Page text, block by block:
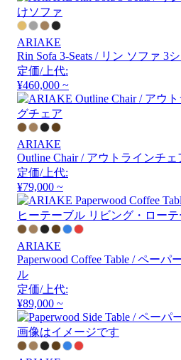
ARIAKE
Rin Sofa 3-Seats / リン ソファ 3
定価/上代:
¥460,000 ~
ARIAKE
Outline Chair / アウトラインチェ
定価/上代:
¥79,000 ~
ARIAKE
Paperwood Coffee Table / ペー
ル
定価/上代:
¥89,000 ~
画像はイメージです